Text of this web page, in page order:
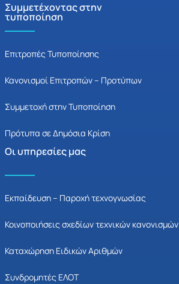
Συμμετέχοντας στην
τυποποίηση
Επιτροπές Τυποποίησης
Κανονισμοί Επιτροπών – Προτύπων
Συμμετοχή στην Τυποποίηση
Πρότυπα σε Δημόσια Κρίση
Οι υπηρεσίες μας
Εκπαίδευση – Παροχή τεχνογνωσίας
Κοινοποιήσεις σχεδίων τεχνικών κανονισμών
Καταχώρηση Ειδικών Αριθμών
Συνδρομητές ΕΛΟΤ